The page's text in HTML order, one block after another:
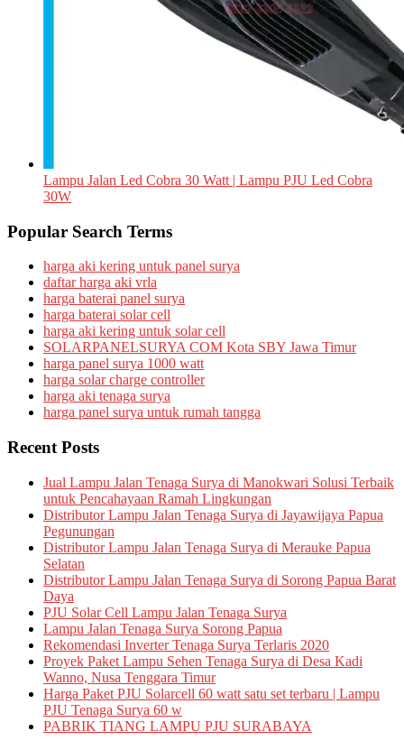
Lampu Jalan Led Cobra 30 Watt | Lampu PJU Led Cobra
30W
Popular Search Terms
harga aki kering untuk panel surya
daftar harga aki vrla
harga baterai panel surya
harga baterai solar cell
harga aki kering untuk solar cell
SOLARPANELSURYA COM Kota SBY Jawa Timur
harga panel surya 1000 watt
harga solar charge controller
harga aki tenaga surya
harga panel surya untuk rumah tangga
Recent Posts
Jual Lampu Jalan Tenaga Surya di Manokwari Solusi Terbaik
untuk Pencahayaan Ramah Lingkungan
Distributor Lampu Jalan Tenaga Surya di Jayawijaya Papua
Pegunungan
Distributor Lampu Jalan Tenaga Surya di Merauke Papua
Selatan
Distributor Lampu Jalan Tenaga Surya di Sorong Papua Barat
Daya
PJU Solar Cell Lampu Jalan Tenaga Surya
Lampu Jalan Tenaga Surya Sorong Papua
Rekomendasi Inverter Tenaga Surya Terlaris 2020
Proyek Paket Lampu Sehen Tenaga Surya di Desa Kadi
Wanno, Nusa Tenggara Timur
Harga Paket PJU Solarcell 60 watt satu set terbaru | Lampu
PJU Tenaga Surya 60 w
PABRIK TIANG LAMPU PJU SURABAYA